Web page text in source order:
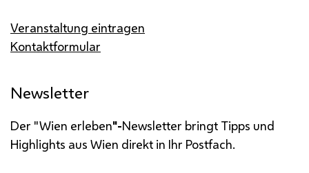
Veranstaltung eintragen
Kontaktformular
Newsletter
Der "Wien erleben"-Newsletter bringt Tipps und
Highlights aus Wien direkt in Ihr Postfach.